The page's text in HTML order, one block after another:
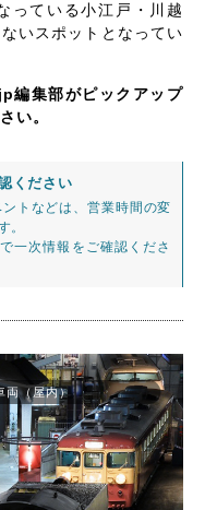
っている小江戸・川越
いスポットとなってい
編集部がピックアップ
い。
ください
トなどは、営業時間の変
。
一次情報をご確認くださ
両（屋内）